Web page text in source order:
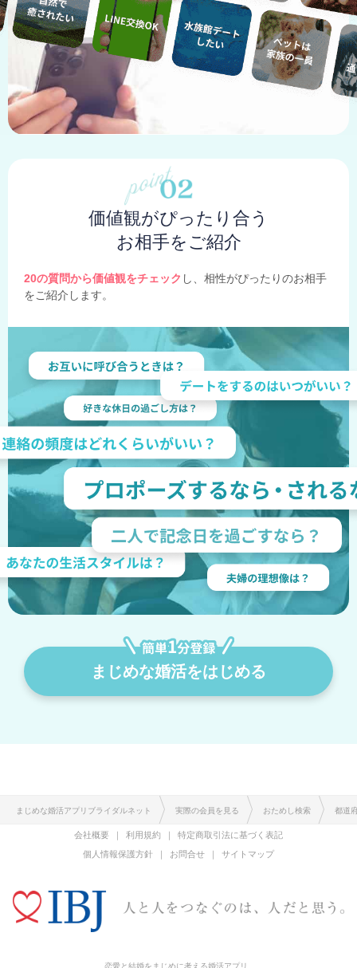
価値観がぴったり合う
お相手をご紹介
20の質問から価値観をチェック し、相性がぴったりのお相手
をご紹介します。
まじめな婚活をはじめる
まじめな婚活アプリブライダルネット 実際の会員を見る おためし検索 都道
会社概要 利用規約
特定商取引法に基づく表記
個人情報保護方針
お問合せ サイトマップ
恋愛と結婚をまじめに考える婚活アプリ